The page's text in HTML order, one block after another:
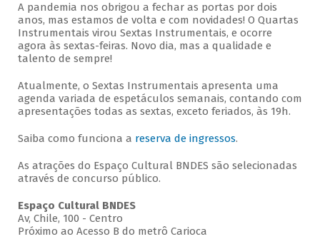
A pandemia nos obrigou a fechar as portas por dois
anos, mas estamos de volta e com novidades! O Quartas
Instrumentais virou Sextas Instrumentais, e ocorre
agora às sextas-feiras. Novo dia, mas a qualidade e
talento de sempre!
Atualmente, o Sextas Instrumentais apresenta uma
agenda variada de espetáculos semanais, contando com
apresentações todas as sextas, exceto feriados, às 19h.
Saiba como funciona a reserva de ingressos.
As atrações do Espaço Cultural BNDES são selecionadas
através de concurso público.
Espaço Cultural BNDES
Av, Chile, 100 - Centro
Próximo ao Acesso B do metrô Carioca